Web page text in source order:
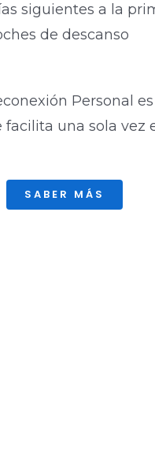
siguientes a la
de descanso
Personal
facilita una sola vez
SABER MÁS